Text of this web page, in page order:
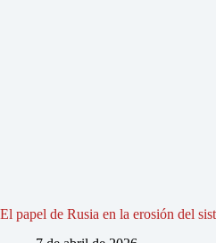
El papel de Rusia en la erosión del